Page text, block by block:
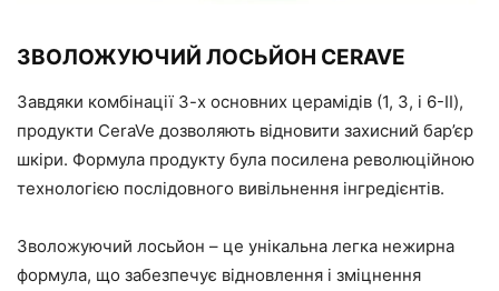
ЗВОЛОЖУЮЧИЙ ЛОСЬЙОН CERAVE
Завдяки комбінації 3-х основних церамідів (1, 3, і 6-II),
продукти CeraVe дозволяють відновити захисний бар’єр
шкіри. Формула продукту була посилена революційною
технологією послідовного вивільнення інгредієнтів.
Зволожуючий лосьйон – це унікальна легка нежирна
формула, що забезпечує відновлення і зміцнення